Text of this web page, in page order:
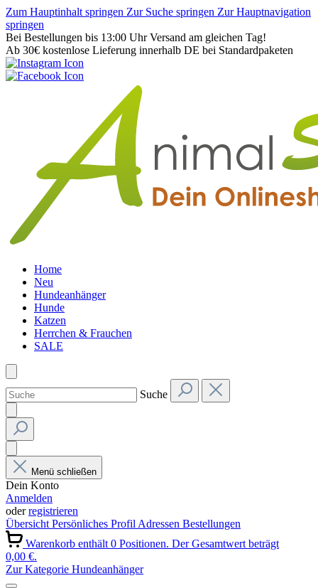
Zum Hauptinhalt springen Zur Suche springen Zur Hauptnavigation
springen
Bei Bestellungen bis 13:00 Uhr Versand am gleichen Tag!
Ab 30€ kostenlose Lieferung innerhalb DE bei Standardpaketen
Home
Neu
Hundeanhänger
Hunde
Katzen
Herrchen & Frauchen
SALE
Suche
Menü schließen
Dein Konto
Anmelden
oderregistrieren
ÜbersichtPersönliches ProfilAdressen Bestellungen
Warenkorb enthält 0 Positionen. Der Gesamtwert beträgt
0,00 €.
Zur Kategorie Hundeanhänger